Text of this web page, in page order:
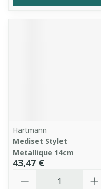
Hartmann
Mediset Stylet
Metallique 14cm
43,47 €